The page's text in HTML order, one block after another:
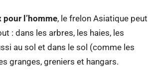
pour l’homme, le frelon Asiatique peut
: dans les arbres, les haies, les
au sol et dans le sol (comme les
granges, greniers et hangars.